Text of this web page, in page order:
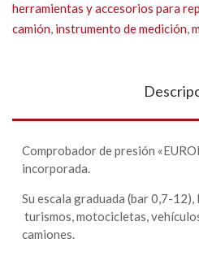
herramientas y accesorios para
camión, instrumento de medición,
Comprobador de presión
incorporada.
Su escala graduada (bar 0,7-12),
turismos, motocicletas,
camiones.